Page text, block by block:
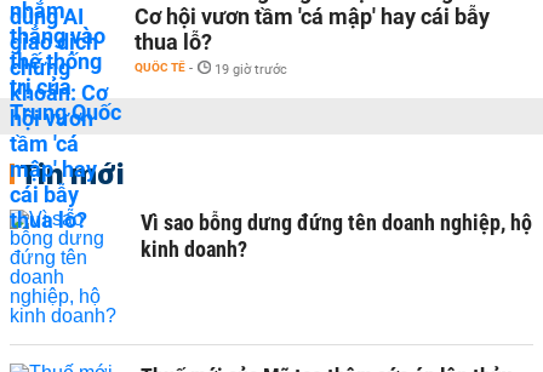
Cơ hội vươn tầm 'cá mập' hay cái bẫy
thua lỗ?
QUỐC TẾ - 19 giờ trước
Tin mới
Vì sao bỗng dưng đứng tên doanh nghiệp, hộ
kinh doanh?